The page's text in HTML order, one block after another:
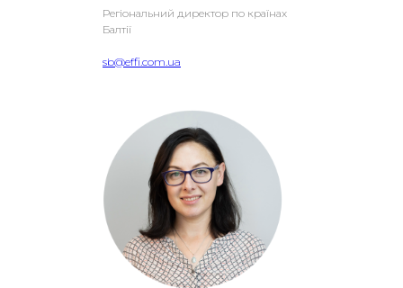
Регіональний директор по країнах
Балтії
sb@effi.com.ua